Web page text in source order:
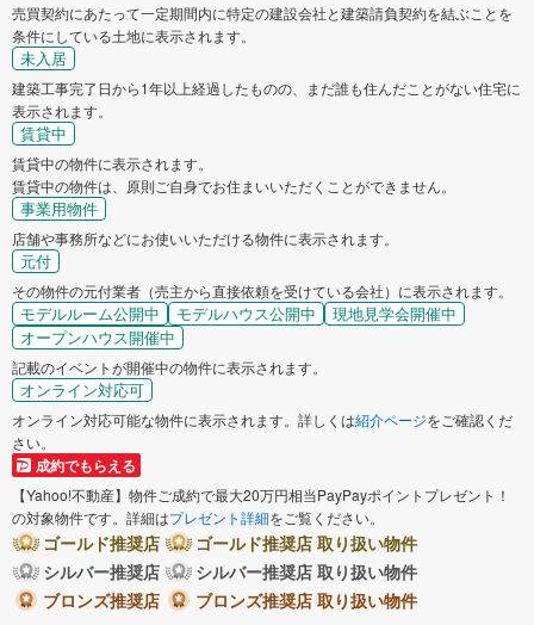
売買契約にあたって一定期間内に特定の建設会社と建築請負契約を結ぶことを
条件にしている土地に表示されます。
未入居
建築工事完了日から1年以上経過したものの、まだ誰も住んだことがない住宅に
表示されます。
賃貸中
賃貸中の物件に表示されます。
賃貸中の物件は、原則ご自身でお住まいいただくことができません。
事業用物件
店舗や事務所などにお使いいただける物件に表示されます。
元付
その物件の元付業者（売主から直接依頼を受けている会社）に表示されます。
モデルルーム公開中 モデルハウス公開中
現地見学会開催中
オープンハウス開催中
記載のイベントが開催中の物件に表示されます。
オンライン対応可
オンライン対応可能な物件に表示されます。詳しくは紹介ページをご確認くだ
さい。
成約でもらえる
【Yahoo!不動産】物件ご成約で最大20万円相当PayPayポイントプレゼント！
の対象物件です。詳細はプレゼント詳細をご覧ください。
ゴールド推奨店
ゴールド推奨店 取り扱い物件
シルバー推奨店
シルバー推奨店 取り扱い物件
ブロンズ推奨店
ブロンズ推奨店 取り扱い物件